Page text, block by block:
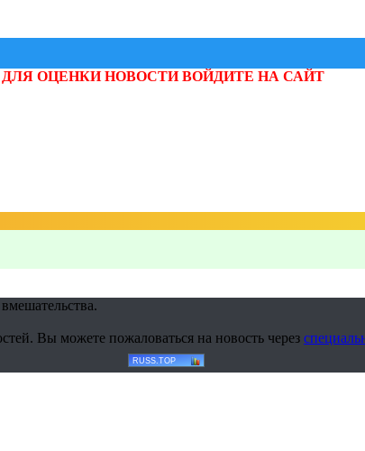
ДЛЯ ОЦЕНКИ НОВОСТИ ВОЙДИТЕ НА САЙТ
Вы можете пожаловаться на новость через